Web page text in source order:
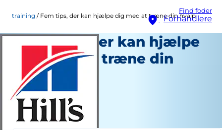
Find foder
Forhandlere
training Fem tips, der kan hjælpe dig med at træne din hvalp
Fem tips, der kan hjælpe
dig med at træne din
hvalp
Træning
Erin Ollila
Maj 06, 2016